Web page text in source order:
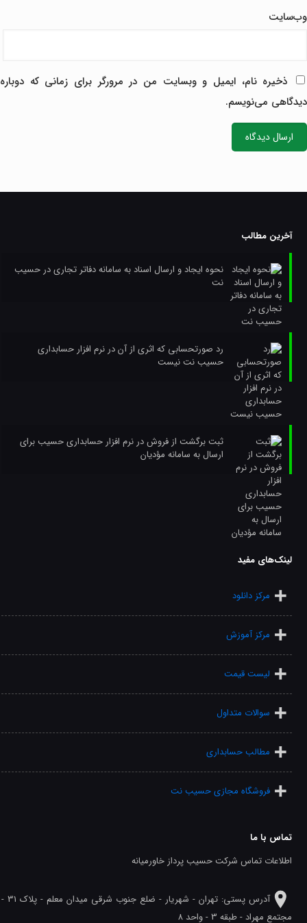
وب‌سایت
ذخیره نام، ایمیل و وبسایت من در مرورگر برای زمانی که دوباره
دیدگاهی می‌نویسم.
آخرین مطالب
نحوه ایجاد و ارسال اسناد به سامانه دفاتر تجاری در حسیب
نت
رد صورتحسابی که اثری از آن در نرم افزار حسابداری
حسیب نت نیست
ثبت برگشت از فروش در نرم افزار حسابداری حسیب برای
ارسال به سامانه مؤدیان
لینک‌های مفید
مرکز دانلود
مرکز آموزش
لیست قیمت
سوالات متداول
مطالب حسابداری
فروشگاه مجازی حسیب نت
تماس با ما
اطلاعات تماس شرکت حسیب پرداز خاورمیانه
آدرس پستی: تهران - شهريار - ضلع جنوب شرقی میدان معلم - پلاک 31 -
مجتمع مهراد - طبقه 3 - واحد 8